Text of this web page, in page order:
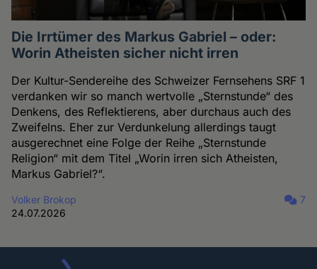
Die Irrtümer des Markus Gabriel – oder:
Worin Atheisten sicher nicht irren
Der Kultur-Sendereihe des Schweizer Fernsehens SRF 1
verdanken wir so manch wertvolle „Sternstunde“ des
Denkens, des Reflektierens, aber durchaus auch des
Zweifelns. Eher zur Verdunkelung allerdings taugt
ausgerechnet eine Folge der Reihe „Sternstunde
Religion“ mit dem Titel „Worin irren sich Atheisten,
Markus Gabriel?“.
Volker Brokop
24.07.2026
7